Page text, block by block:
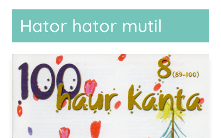
Hator hator mutil